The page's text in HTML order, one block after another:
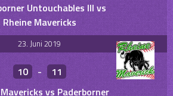
Untouchables III vs
Rheine Mavericks
23. Juni 2019
10 -
11
vs Paderborner